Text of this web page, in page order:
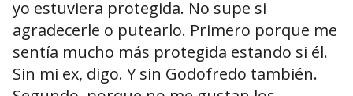
yo estuviera protegida. No supe si
agradecerle o putearlo. Primero porque me
sentía mucho más protegida estando si él.
Sin mi ex, digo. Y sin Godofredo también.